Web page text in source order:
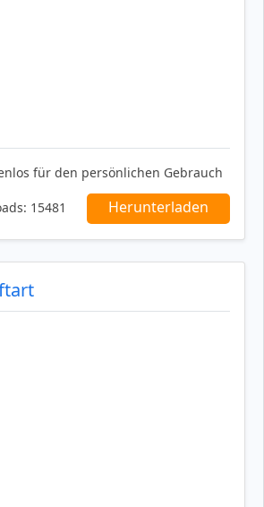
für den persönlichen Gebrauch
15481 Herunterladen